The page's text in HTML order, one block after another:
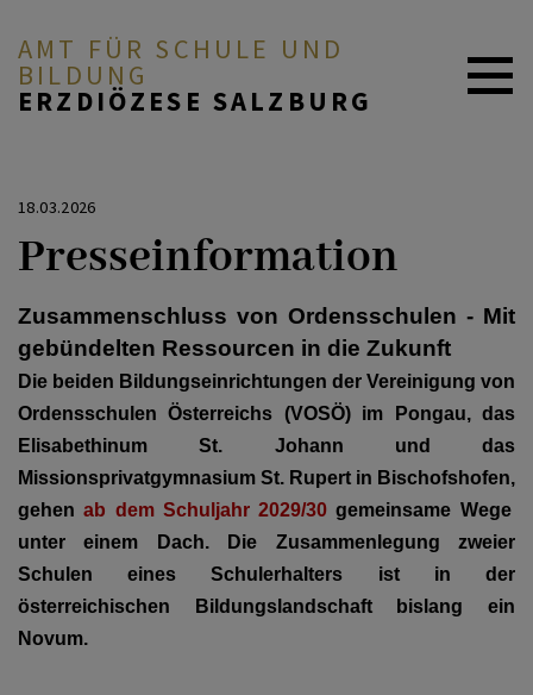
AMT FÜR SCHULE UND
BILDUNG
ERZDIÖZESE SALZBURG
Offene Stellen
Wir über uns
Religionsunterricht
Katholische Privatschulen
in der EDS
Schulpastorales Angebot
Kindergarten
18.03.2026
Presseinformation
Zusammenschluss von Ordensschulen - Mit
gebündelten Ressourcen in die Zukunft
Die beiden Bildungseinrichtungen der Vereinigung von
Ordensschulen Österreichs (VOSÖ) im Pongau, das
Elisabethinum St. Johann und das
Missionsprivatgymnasium St. Rupert in Bischofshofen,
gehenab dem Schuljahr 2029/30gemeinsame Wege
unter einem Dach. Die Zusammenlegung zweier
Schulen eines Schulerhalters ist in der
österreichischen Bildungslandschaft bislang ein
Novum.